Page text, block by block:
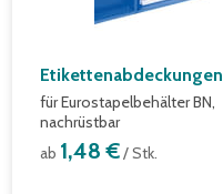
Etikettenabdeckungen
für Eurostapelbehälter BN,
nachrüstbar
ab 1,48 €/ Stk.